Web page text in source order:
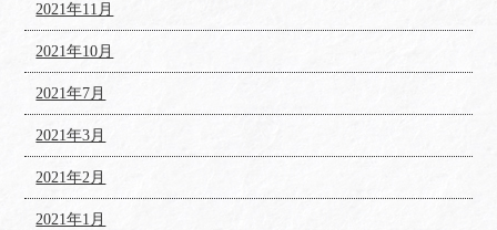
2021年11月
2021年10月
2021年7月
2021年3月
2021年2月
2021年1月